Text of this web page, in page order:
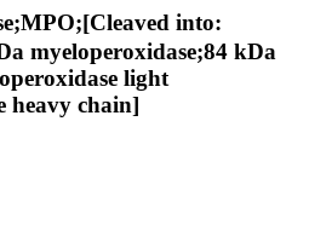
into:
myeloperoxidase;84 kDa
light
heavy chain]